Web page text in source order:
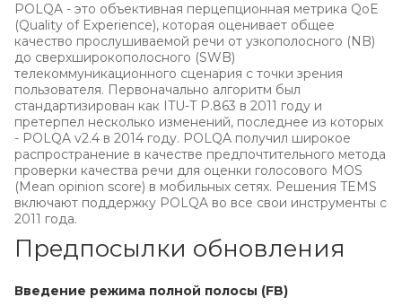
POLQA - это объективная перцепционная метрика QoE
(Quality of Experience), которая оценивает общее
качество прослушиваемой речи от узкополосного (NB)
до сверхширокополосного (SWB)
телекоммуникационного сценария с точки зрения
пользователя. Первоначально алгоритм был
стандартизирован как ITU-T P.863 в 2011 году и
претерпел несколько изменений, последнее из которых
- POLQA v2.4 в 2014 году. POLQA получил широкое
распространение в качестве предпочтительного метода
проверки качества речи для оценки голосового MOS
(Mean opinion score) в мобильных сетях. Решения TEMS
включают поддержку POLQA во все свои инструменты с
2011 года.
Предпосылки обновления
Введение режима полной полосы (FB)